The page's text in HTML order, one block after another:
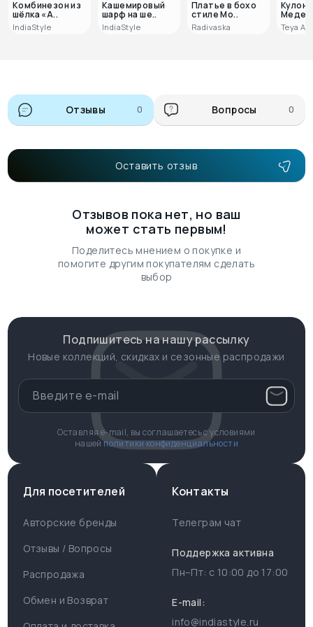
Для пользователя
Информация
Комбинезон из
шёлка «А..
IndiaStyle
Кашемировый
шарф на ше..
IndiaStyle
Платье в бохо
стиле Мо..
Radivaska
Кулон
Медея
Teya
Отзывы 0 Вопросы 0
Оставить отзыв
Отзывов пока нет, но ваш
может стать первым!
Поделитесь мнением о покупке и
помогите другим покупателям сделать
выбор
Для посетителей
Авторские бренды
Отзывы / Вопросы
Распродажа
Обмен и Возврат
Подпишитесь на нашу рассылку
Новые коллекций, скидках и сезонные распродажи
Оставляя e-mail, вы соглашаетесь с условиями
нашейполитики конфиденциальности
Контакты
Телеграм чат
Поддержка активна
Пн–Пт: с 10:00 до 17:00
E-mail:
info@indiastyle.ru